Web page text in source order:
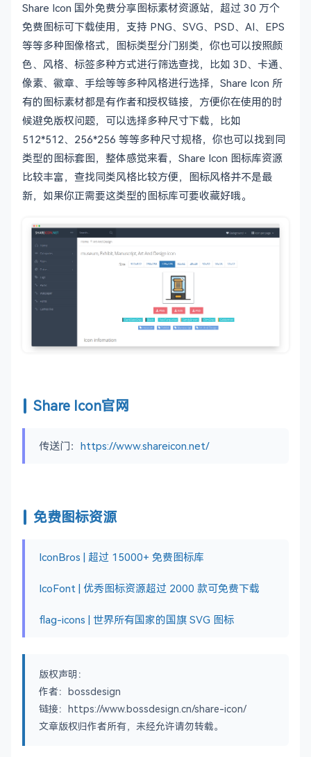
Share Icon 国外免费分享图标素材资源站，超过 30 万个
免费图标可下载使用，支持 PNG、SVG、PSD、AI、EPS
等等多种图像格式，图标类型分门别类，你也可以按照颜
色、风格、标签多种方式进行筛选查找，比如 3D、卡通、
像素、徽章、手绘等等多种风格进行选择，Share Icon 所
有的图标素材都是有作者和授权链接，方便你在使用的时
候避免版权问题，可以选择多种尺寸下载，比如
512*512、256*256 等等多种尺寸规格，你也可以找到同
类型的图标套图，整体感觉来看，Share Icon 图标库资源
比较丰富，查找同类风格比较方便，图标风格并不是最
新，如果你正需要这类型的图标库可要收藏好哦。
Share Icon官网
传送门： https://www.shareicon.net/
免费图标资源
IconBros | 超过 15000+ 免费图标库
IcoFont | 优秀图标资源超过 2000 款可免费下载
flag-icons | 世界所有国家的国旗 SVG 图标
版权声明：
作者：bossdesign
链接：https://www.bossdesign.cn/share-icon/
文章版权归作者所有，未经允许请勿转载。